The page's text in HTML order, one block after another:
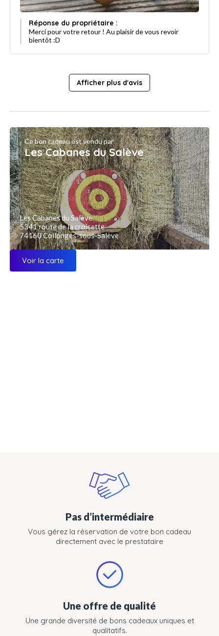
Réponse du propriétaire :
Merci pour votre retour ! Au plaisir de vous revoir
bientôt :D
Afficher plus d'avis
Ce bon cadeau est vendu par
Les Cabanes du Salève
Les Cabanes du Salève
5341 route de la croisette
74160 Collonges-sous-Salève
Voir la carte
Pas d’intermédiaire
Vous gérez la réservation de votre bon cadeau
directement avec le prestataire
Une offre de qualité
Une grande diversité de bons cadeaux uniques et
qualitatifs.